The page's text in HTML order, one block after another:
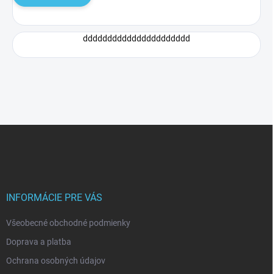
dddddddddddddddddddddd
INFORMÁCIE PRE VÁS
Všeobecné obchodné podmienky
Doprava a platba
Ochrana osobných údajov